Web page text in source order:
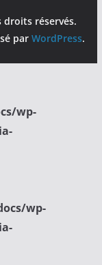
droits réservés.
parWordPress.
wp-
wp-